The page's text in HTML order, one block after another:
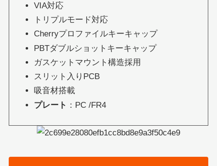
VIA対応
トリプルモード対応
Cherryプロファイルキーキャップ
PBTダブルショットキーキャップ
ガスケットマウント構造採用
スリット入りPCB
吸音材搭載
プレート ：PC /FR4